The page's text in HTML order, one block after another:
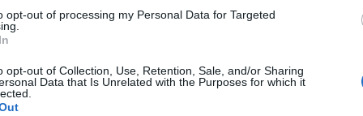
opt-out of processing my Personal Data for Targeted
opt-out of Collection, Use, Retention, Sale, and/or Sharing
Data that Is Unrelated with the Purposes for which it
tartalmazza:
cikkarchívum